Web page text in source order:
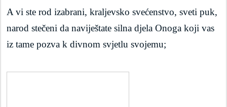
A vi ste rod izabrani, kraljevsko svećenstvo, sveti puk,
narod stečeni da naviještate silna djela Onoga koji vas
iz tame pozva k divnom svjetlu svojemu;